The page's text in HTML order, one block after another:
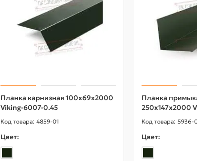
Планка карнизная 100х69х2000
Viking-6007-0.45
4859-01
Цвет:
Планка
250х147х2000
5936-
Цвет: